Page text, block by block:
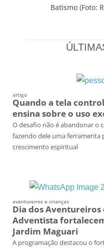
Batismo (Foto:
artigo
Quando a tela
ensina sobre o uso
O desafio não é abandonar o
fazendo dele uma ferramenta
crescimento espiritual
aventureiros e crianças
Dia dos Aventureiros
Adventista
Jardim Maguari
A programação destacou o